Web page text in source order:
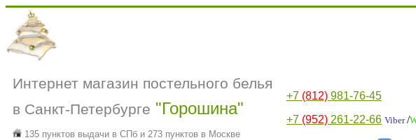
Интернет магазин постельного белья
в Санкт-Петербурге "Горошина"
135 пунктов выдачи в СПб и 273 пунктов в Москве
+7 (812) 981-76-45
+7 (952) 261-22-66 Viber/